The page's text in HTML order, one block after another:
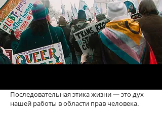
Последовательная этика жизни — это дух
нашей работы в области прав человека.